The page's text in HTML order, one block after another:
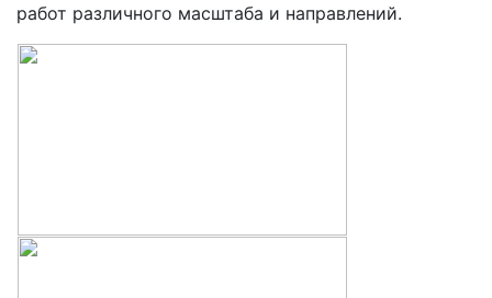
работ различного масштаба и направлений.